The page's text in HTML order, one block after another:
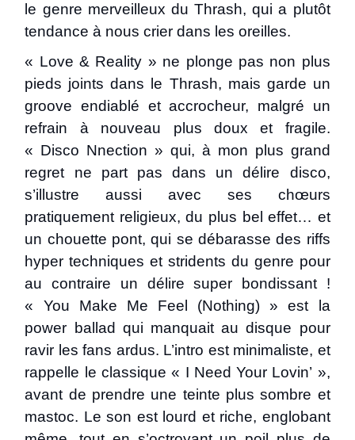
le genre merveilleux du Thrash, qui a plutôt
tendance à nous crier dans les oreilles.
« Love & Reality » ne plonge pas non plus
pieds joints dans le Thrash, mais garde un
groove endiablé et accrocheur, malgré un
refrain à nouveau plus doux et fragile.
« Disco Nnection » qui, à mon plus grand
regret ne part pas dans un délire disco,
s’illustre aussi avec ses chœurs
pratiquement religieux, du plus bel effet… et
un chouette pont, qui se débarasse des riffs
hyper techniques et stridents du genre pour
au contraire un délire super bondissant !
« You Make Me Feel (Nothing) » est la
power ballad qui manquait au disque pour
ravir les fans ardus. L’intro est minimaliste, et
rappelle le classique « I Need Your Lovin’ »,
avant de prendre une teinte plus sombre et
mastoc. Le son est lourd et riche, englobant